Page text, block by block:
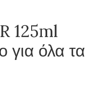
125ml
για όλα τα